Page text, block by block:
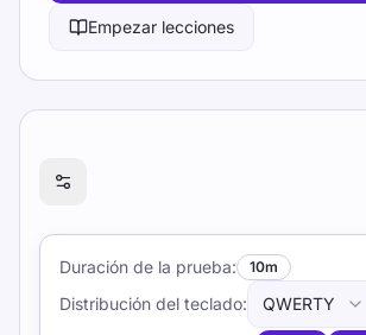
Empezar lecciones
¿Listo para poner a prueba tus
Duración de la prueba: 10m
Distribución del teclado: QWERTY